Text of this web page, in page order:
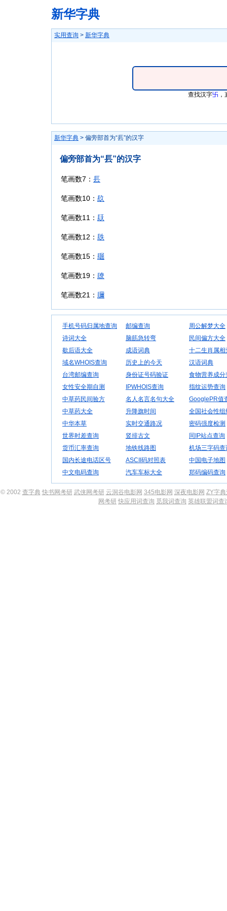
新华字典
实用查询 > 新华字典
查找汉字卐
新华字典 > 偏旁部首为“镸”的汉字
偏旁部首为“镸”的汉字
笔画数7： 镸
笔画数10： 镹
笔画数11： 镺
笔画数12： 镻
笔画数15： 镼
笔画数19： 镽
笔画数21： 镾
手机号码归属地查询 邮编查询
周公解梦大全
诗词大全
脑筋急转弯
民间偏方大全
歇后语大全
成语词典
十二生肖属相
域名WHOIS查询
历史上的今天
汉语词典
台湾邮编查询
身份证号码验证
食物营养成分
女性安全期自测
IPWHOIS查询
指纹运势查询
中草药民间验方
名人名言名句大全
GooglePR值
中草药大全
升降旗时间
全国社会性组
中华本草
实时交通路况
密码强度检测
世界时差查询
竖排古文
同IP站点查询
货币汇率查询
地铁线路图
机场三字码查
国内长途电话区号
ASCII码对照表
中国电子地图
中文电码查询
汽车车标大全 郑码编码查询
© 2002 查字典 快书网考研 武侠网考研 云洞谷电影网 345电影网 深夜电影网 ZY字
网考研 快应用词查询 觅我词查询 英雄联盟词查